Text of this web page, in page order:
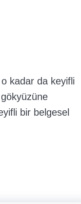
kadar da keyifli
bir belgesel